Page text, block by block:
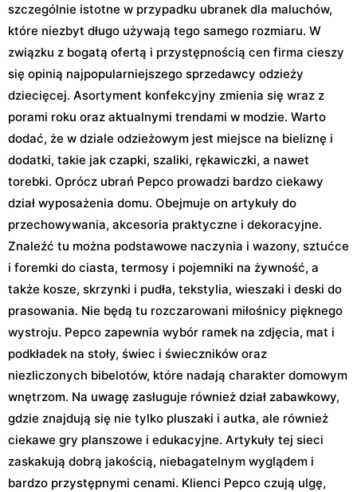
szczególnie istotne w przypadku ubranek dla maluchów,
które niezbyt długo używają tego samego rozmiaru. W
związku z bogatą ofertą i przystępnością cen firma cieszy
się opinią najpopularniejszego sprzedawcy odzieży
dziecięcej. Asortyment konfekcyjny zmienia się wraz z
porami roku oraz aktualnymi trendami w modzie. Warto
dodać, że w dziale odzieżowym jest miejsce na bieliznę i
dodatki, takie jak czapki, szaliki, rękawiczki, a nawet
torebki. Oprócz ubrań Pepco prowadzi bardzo ciekawy
dział wyposażenia domu. Obejmuje on artykuły do
przechowywania, akcesoria praktyczne i dekoracyjne.
Znaleźć tu można podstawowe naczynia i wazony, sztućce
i foremki do ciasta, termosy i pojemniki na żywność, a
także kosze, skrzynki i pudła, tekstylia, wieszaki i deski do
prasowania. Nie będą tu rozczarowani miłośnicy pięknego
wystroju. Pepco zapewnia wybór ramek na zdjęcia, mat i
podkładek na stoły, świec i świeczników oraz
niezliczonych bibelotów, które nadają charakter domowym
wnętrzom. Na uwagę zasługuje również dział zabawkowy,
gdzie znajdują się nie tylko pluszaki i autka, ale również
ciekawe gry planszowe i edukacyjne. Artykuły tej sieci
zaskakują dobrą jakością, niebagatelnym wyglądem i
bardzo przystępnymi cenami. Klienci Pepco czują ulgę,